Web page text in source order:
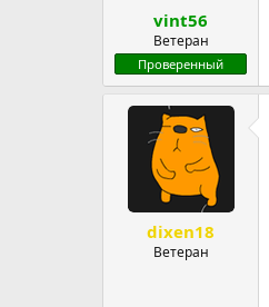
vint56
Ветеран
Проверенный
dixen18
Ветеран